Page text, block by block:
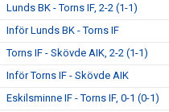
Lunds BK - Torns IF, 2-2 (1-1)
Inför Lunds BK - Torns IF
Torns IF - Skövde AIK, 2-2 (1-1)
Inför Torns IF - Skövde AIK
Eskilsminne IF - Torns IF, 0-1 (0-1)